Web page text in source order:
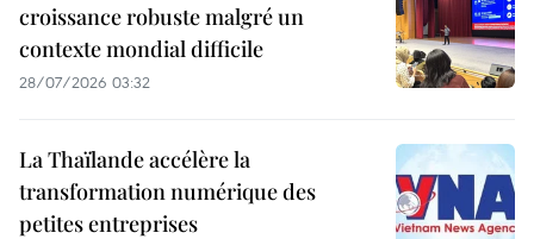
croissance robuste malgré un
contexte mondial difficile
28/07/2026 03:32
La Thaïlande accélère la
transformation numérique des
petites entreprises